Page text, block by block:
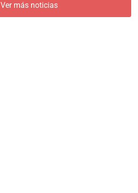
Ver más noticias